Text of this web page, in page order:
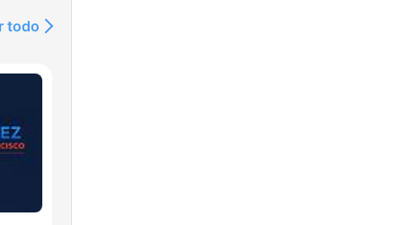
todo